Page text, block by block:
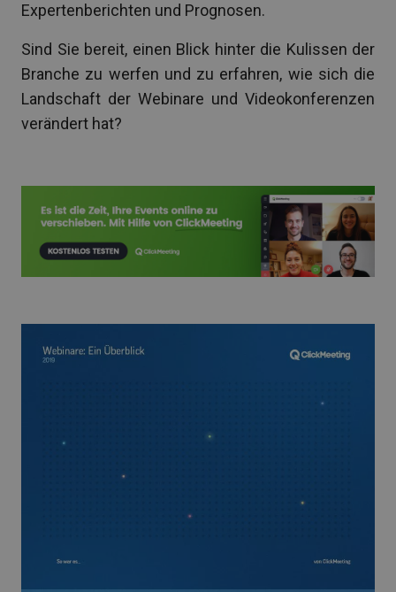
Expertenberichten und Prognosen.
Sind Sie bereit, einen Blick hinter die Kulissen der
Branche zu werfen und zu erfahren, wie sich die
Landschaft der Webinare und Videokonferenzen
verändert hat?